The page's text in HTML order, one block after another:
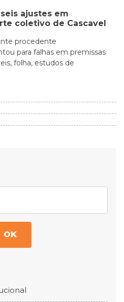
ajustes em
coletivo de Cascavel
procedente
para falhas em premissas
folha, estudos de
OK